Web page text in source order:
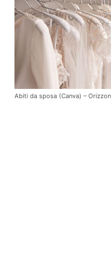
Abiti da sposa (Canva) –